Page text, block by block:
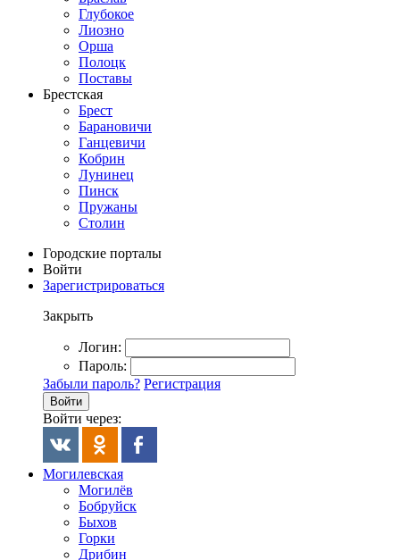
Глубокое
Лиозно
Орша
Полоцк
Поставы
Брестская
Брест
Барановичи
Ганцевичи
Кобрин
Лунинец
Пинск
Пружаны
Столин
Городские порталы
Войти
Зарегистрироваться
Закрыть
Логин:
Пароль:
Забыли пароль? Регистрация
Войти
Войти через:
Могилевская
Могилёв
Бобруйск
Быхов
Горки
Дрибин